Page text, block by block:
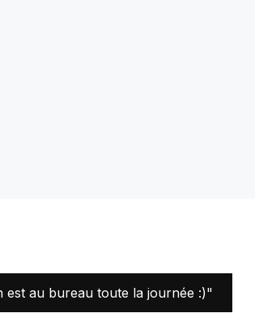
est au bureau toute la journée :)"